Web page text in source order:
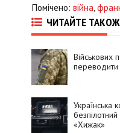
Помічено: війна
ЧИТАЙТЕ
Військових
переводити
Українська
«Хижак»